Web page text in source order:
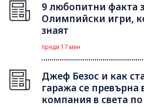
9 любопитни факта
Олимпийски игри,
знаят
преди 17 мин
Джеф Безос и как
гаража се превърна
компания в света